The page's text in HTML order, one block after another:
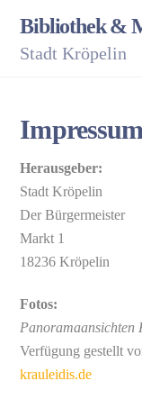
content
Bibliothek &
Stadt Kröpelin
Herausgeber:
Stadt Kröpelin
Der Bürgermeister
Markt 1
18236 Kröpelin
Fotos:
Panoramaansichten
Verfügung gestellt
krauleidis.de